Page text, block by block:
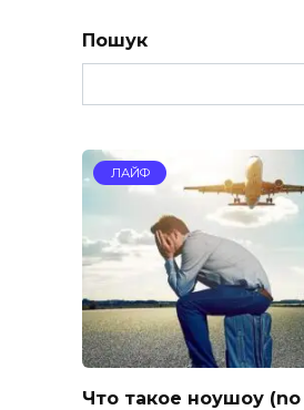
Пошук
ЛАЙФ
Что такое ноушоу